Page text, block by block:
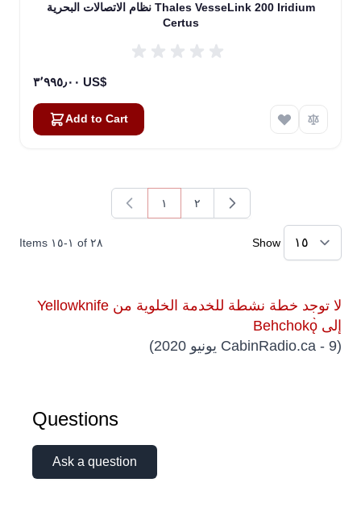
نظام الاتصالات البحرية Thales VesseLink 200 Iridium
Certus
٣٬٩٩٥٫٠٠ US$
Add to Cart
Items ١-١٥ of ٢٨
You're currently reading page
١
Page
٢
Show
لا توجد خطة نشطة للخدمة الخلوية من Yellowknife
إلى Behchokǫ̀
(CabinRadio.ca - 9 يونيو 2020)
Questions
Ask a question